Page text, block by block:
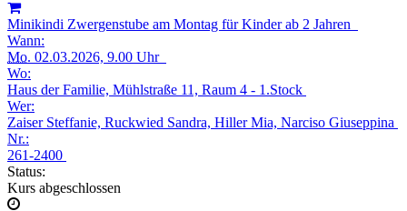
Minikindi Zwergenstube am Montag für Kinder ab 2 Jahren
Wann:
Mo. 02.03.2026, 9.00 Uhr
Wo:
Haus der Familie, Mühlstraße 11, Raum 4 - 1.Stock
Wer:
Zaiser Steffanie, Ruckwied Sandra, Hiller Mia, Narciso Giuseppina
Nr.:
261-2400
Status:
Kurs abgeschlossen